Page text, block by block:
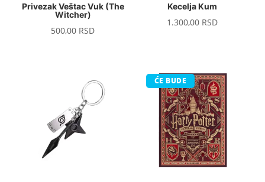
Privezak Veštac Vuk (The
Witcher)
500,00 RSD
Kecelja Kum
1.300,00 RSD
ĆE BUDE